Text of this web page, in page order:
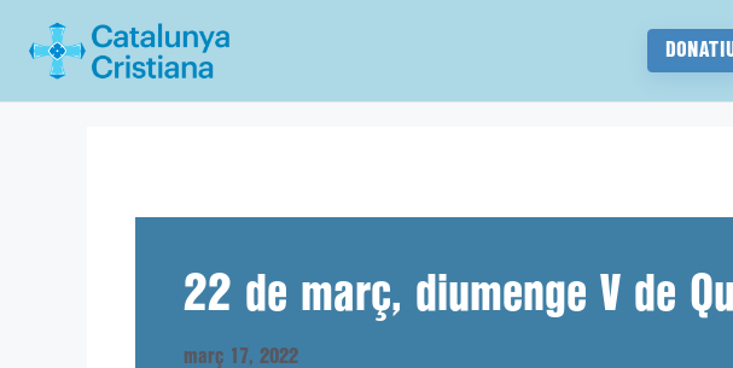
22 de març, diumenge V de
març 17, 2022